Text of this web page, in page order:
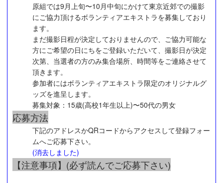
原組では9月上旬〜10月中旬にかけて東京近郊での撮影
にご協力頂けるボランティアエキストラを募集しており
ます。
まだ撮影日程が決定しておりませんので、ご協力可能な
方にご希望の日にちをご登録いただいて、撮影日が決定
次第、当選者の方のみ集合場所、時間等をご連絡させて
頂きます。
参加者にはボランティアエキストラ限定のオリジナルグ
ッズを進呈します。
募集対象：15歳(高校1年生以上)〜50代の男女
応募方法
下記のアドレスかQRコードからアクセスして登録フォー
ムへご応募下さい。
(消去しました)
【注意事項】(必ず読んでご応募下さい)